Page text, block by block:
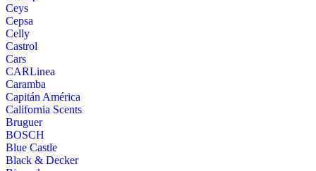
Ceys
Cepsa
Celly
Castrol
Cars
CARLinea
Caramba
Capitán América
California Scents
Bruguer
BOSCH
Blue Castle
Black & Decker